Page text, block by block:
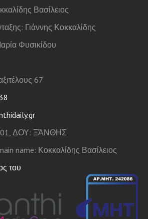
Βασίλειος
Γιάννης Κοκκαλίδης
Φυσικίδου
67
ΔΟΥ: ΞΆΝΘΗΣ
name: Κοκκαλίδης Βασίλειος
του